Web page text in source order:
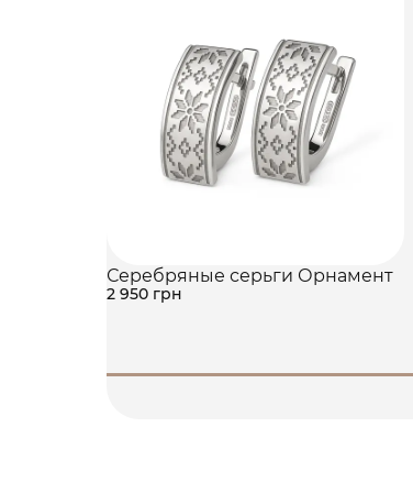
Серебряные серьги Орнамент
2 950 грн